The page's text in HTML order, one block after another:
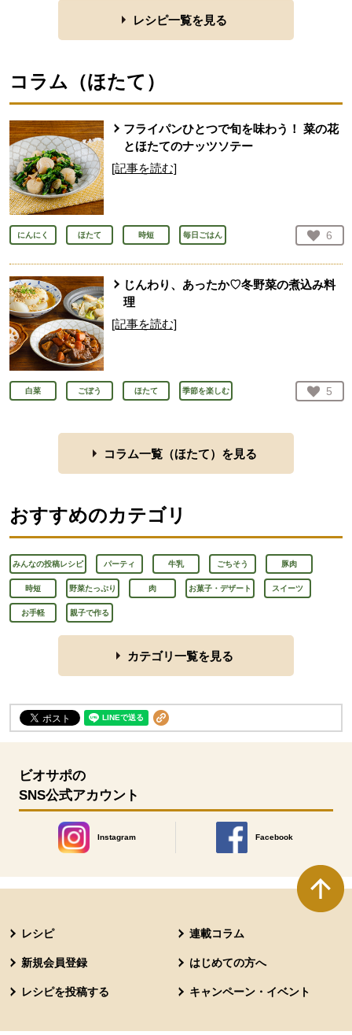
レシピ一覧を見る
コラム（ほたて ）
フライパンひとつで旬を味わう！ 菜の花
とほたてのナッツソテー
[記事を読む]
にんにく ほたて 時短 毎日ごはん お気
6
人
じんわり、あったか♡冬野菜の煮込み料
理
[記事を読む]
白菜 ごぼう ほたて 季節を楽しむ お気
5
人
コラム一覧（ほたて）を見る
おすすめのカテゴリ
みんなの投稿レシピ パーティ 牛乳 ごちそう 豚肉
時短 野菜たっぷり 肉 お菓子・デザート スイーツ
お手軽 親子で作る
カテゴリ一覧を見る
ビオサポの
SNS公式アカウント
Instagram
別のウィンドウで開きます。
Facebook
別のウィンドウで開きます
レシピ 連載コラム
新規会員登録 はじめての方へ
レシピを投稿する キャンペーン・イベント